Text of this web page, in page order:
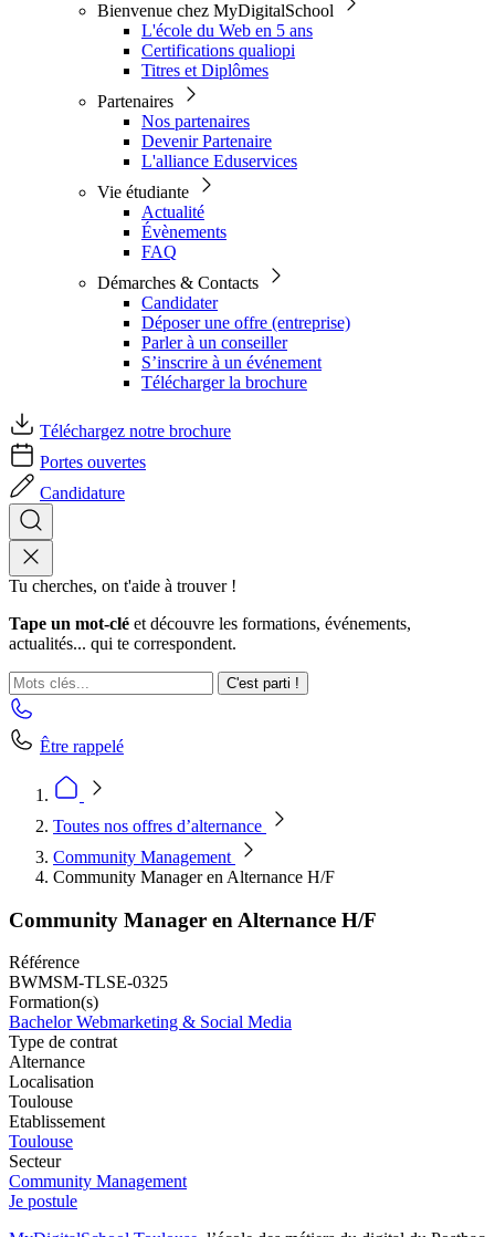
Bienvenue chez MyDigitalSchool
L'école du Web en 5 ans
Certifications qualiopi
Titres et Diplômes
Partenaires
Nos partenaires
Devenir Partenaire
L'alliance Eduservices
Vie étudiante
Actualité
Évènements
FAQ
Démarches & Contacts
Candidater
Déposer une offre (entreprise)
Parler à un conseiller
S’inscrire à un événement
Télécharger la brochure
Téléchargez notre brochure
Portes ouvertes
Candidature
Tu cherches, on t'aide à trouver !
Tape un mot-clé et découvre les formations, événements,
actualités... qui te correspondent.
C'est parti !
Être rappelé
Toutes nos offres d’alternance
Community Management
Community Manager en Alternance H/F
Community Manager en Alternance H/F
Référence
BWMSM-TLSE-0325
Formation(s)
Bachelor Webmarketing & Social Media
Type de contrat
Alternance
Localisation
Toulouse
Etablissement
Toulouse
Secteur
Community Management
Je postule